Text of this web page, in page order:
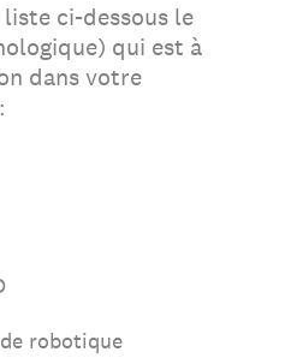
ci-dessous le
qui est à
dans votre
robotique